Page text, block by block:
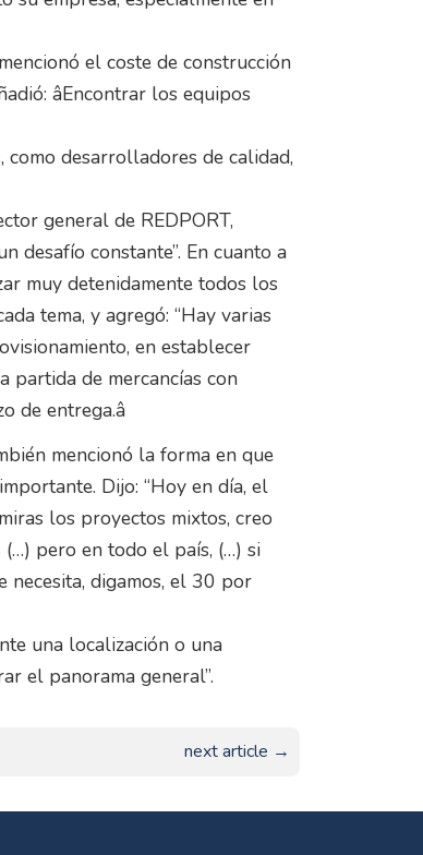
el coste de construcción
âEncontrar los equipos
desarrolladores de calidad,
general de REDPORT,
desafío constante”. En cuanto a
muy detenidamente todos los
tema, y ​​agregó: “Hay varias
en establecer
partida de mercancías con
de entrega.â
mencionó la forma en que
Dijo: “Hoy en día, el
los proyectos mixtos, creo
pero en todo el país, (…) si
necesita, digamos, el 30 por
una localización o una
el panorama general”.
next article →